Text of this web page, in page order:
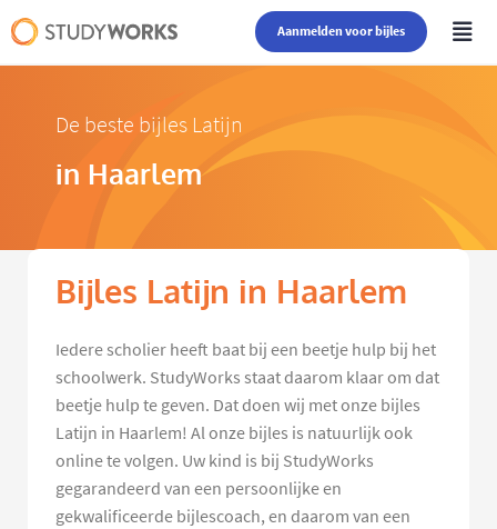
Aanmelden voor bijles
De beste bijles Latijn
in Haarlem
Bijles Latijn in Haarlem
Iedere scholier heeft baat bij een beetje hulp bij het
schoolwerk. StudyWorks staat daarom klaar om dat
beetje hulp te geven. Dat doen wij met onze bijles
Latijn in Haarlem! Al onze bijles is natuurlijk ook
online te volgen. Uw kind is bij StudyWorks
gegarandeerd van een persoonlijke en
gekwalificeerde bijlescoach, en daarom van een